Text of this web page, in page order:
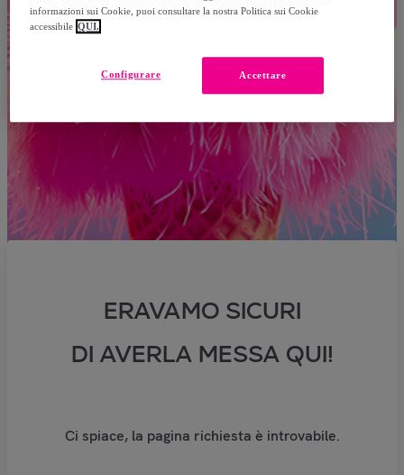
ERAVAMO SICURI
DI AVERLA MESSA QUI!
Ci spiace, la pagina richiesta è introvabile.
informazioni sui Cookie, puoi consultare la nostra Politica sui Cookie
accessibile QUI.
Accettare
Configurare